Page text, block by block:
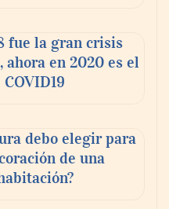
la hora de elegir
fue la gran crisis
ahora en 2020 es el
COVID19
debo elegir para
de una